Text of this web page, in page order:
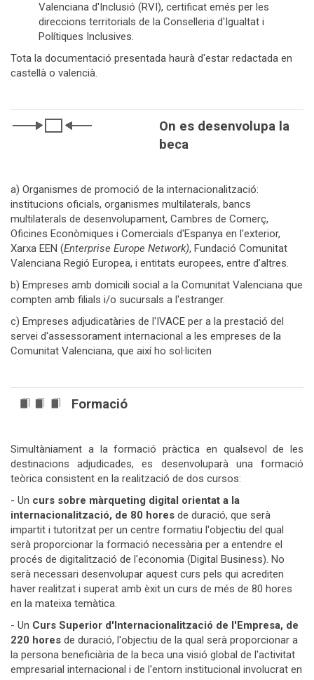
Valenciana d'Inclusió (RVI), certificat emés per les
direccions territorials de la Conselleria d'Igualtat i
Polítiques Inclusives.
Tota la documentació presentada haurà d'estar redactada en
castellà o valencià.
On es desenvolupa la
beca
a) Organismes de promoció de la internacionalització:
institucions oficials, organismes multilaterals, bancs
multilaterals de desenvolupament, Cambres de Comerç,
Oficines Econòmiques i Comercials d'Espanya en l'exterior,
Xarxa EEN (Enterprise Europe Network), Fundació Comunitat
Valenciana Regió Europea, i entitats europees, entre d’altres.
b) Empreses amb domicili social a la Comunitat Valenciana que
compten amb filials i/o sucursals a l'estranger.
c) Empreses adjudicatàries de l'IVACE per a la prestació del
servei d'assessorament internacional a les empreses de la
Comunitat Valenciana, que així ho sol·liciten
Formació
Simultàniament a la formació pràctica en qualsevol de les
destinacions adjudicades, es desenvoluparà una formació
teòrica consistent en la realització de dos cursos:
- Un curs sobre màrqueting digital orientat a la
internacionalització, de 80 hores de duració, que serà
impartit i tutoritzat per un centre formatiu l'objectiu del qual
serà proporcionar la formació necessària per a entendre el
procés de digitalització de l'economia (Digital Business). No
serà necessari desenvolupar aquest curs pels qui acrediten
haver realitzat i superat amb èxit un curs de més de 80 hores
en la mateixa temàtica.
- Un Curs Superior d'Internacionalització de l'Empresa, de
220 hores de duració, l'objectiu de la qual serà proporcionar a
la persona beneficiària de la beca una visió global de l'activitat
empresarial internacional i de l'entorn institucional involucrat en